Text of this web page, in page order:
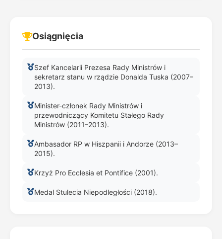
Osiągnięcia
Szef Kancelarii Prezesa Rady Ministrów i
sekretarz stanu w rządzie Donalda Tuska (2007–
2013).
Minister-członek Rady Ministrów i
przewodniczący Komitetu Stałego Rady
Ministrów (2011–2013).
Ambasador RP w Hiszpanii i Andorze (2013–
2015).
Krzyż Pro Ecclesia et Pontifice (2001).
Medal Stulecia Niepodległości (2018).